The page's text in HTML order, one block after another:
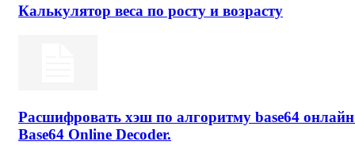
Калькулятор веса по росту и возрасту
Расшифровать хэш по алгоритму base64
Base64 Online Decoder.